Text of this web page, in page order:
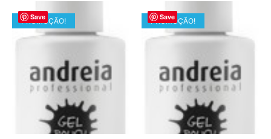
Save
PROMOÇÃO! Save
PROMOÇÃO!